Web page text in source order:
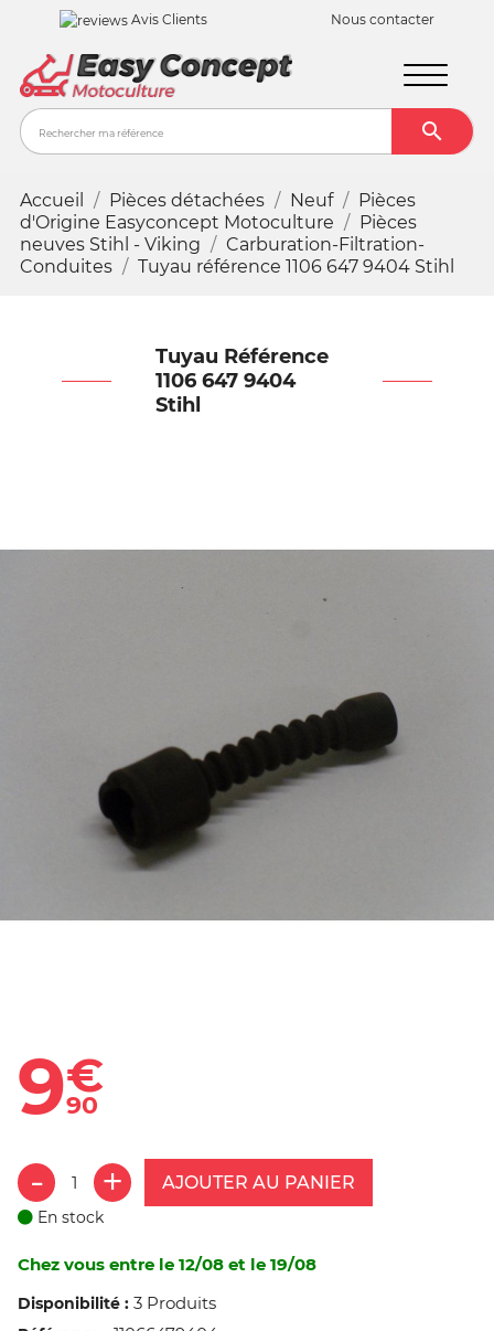
Avis Clients Nous contacter

Accueil Pièces détachées Neuf
Pièces
d'Origine Easyconcept Motoculture
Pièces
neuves Stihl - Viking
Carburation-Filtration-
Conduites
Tuyau référence 1106 647 9404 Stihl
Tuyau Référence
1106 647 9404
Stihl
9€
90
AJOUTER AU PANIER
En stock
Chez vous entre le 12/08 et le 19/08
Disponibilité : 3 Produits